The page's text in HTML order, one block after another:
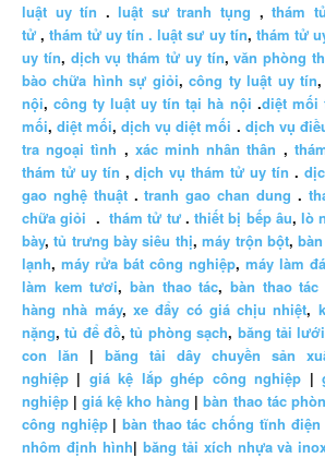
luật uy tín .luật sư tranh tụng ,thám
tử ,thám tử uy tín . luật sư uy tín, thám tử
uy tín, dịch vụ thám tử uy tín,văn phòng
bào chữa hình sự giỏi,công ty luật uy tín,
nội,công ty luật uy tín tại hà nội .diệt mối
mối,diệt mối,dịch vụ diệt mối . dịch vụ
tra ngoại tình , xác minh nhân thân ,
thám tử uy tín ,dịch vụ thám tử uy tín .
gao nghệ thuật.tranh gao chan dung .
chữa giỏi .thám tử tư.thiết bị bếp âu,lò
bày,tủ trưng bày siêu thị,máy trộn bột,
lạnh, máy rửa bát công nghiệp, máy làm đá
làm kem tươi,bàn thao tác,bàn thao tác
hàng nhà máy, xe đẩy có giá chịu nhiệt,
nặng,tủ để đồ,tủ phòng sạch, băng tải
con lăn | băng tải dây chuyền sản
nghiệp | giá kệ lắp ghép công nghiệp |
nghiệp |giá kệ kho hàng |bàn thao tác
công nghiệp|bàn thao tác chống tĩnh điện
nhôm định hình| băng tải xích nhựa và